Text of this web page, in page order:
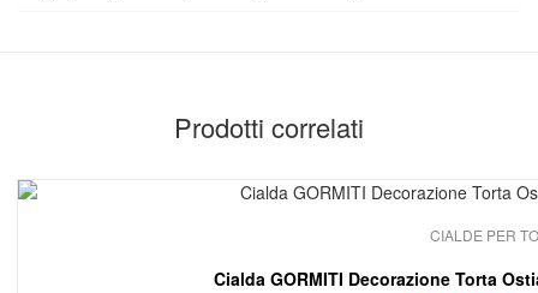
Prodotti correlati
CIALDE PER